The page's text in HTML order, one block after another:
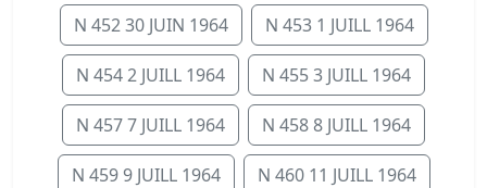
N 452 30 JUIN 1964 N 453 1 JUILL 1964
N 454 2 JUILL 1964 N 455 3 JUILL 1964
N 457 7 JUILL 1964 N 458 8 JUILL 1964
N 459 9 JUILL 1964 N 460 11 JUILL 1964